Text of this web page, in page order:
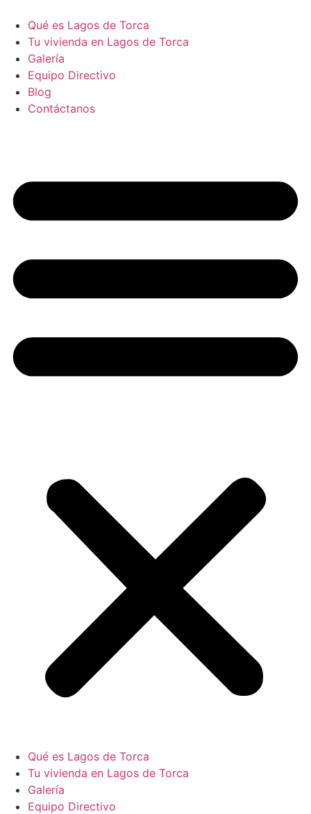
Qué es Lagos de Torca
Tu vivienda en Lagos de Torca
Galería
Equipo Directivo
Blog
Contáctanos
Qué es Lagos de Torca
Tu vivienda en Lagos de Torca
Galería
Equipo Directivo